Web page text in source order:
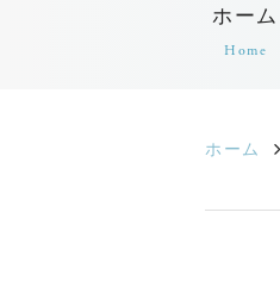
ホーム
Home
ホーム